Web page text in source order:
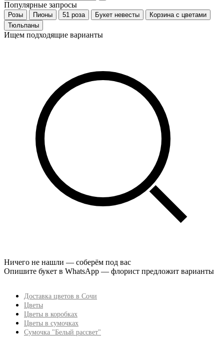
Популярные запросы
Розы Пионы 51 роза Букет невесты
Корзина с цветами
Тюльпаны
Ищем подходящие варианты
Ничего не нашли — соберём под вас
Опишите букет в WhatsApp — флорист предложит варианты
Доставка цветов в Сочи
Цветы
Цветы в коробках
Цветы в сумочках
Сумочка "Белый рассвет"